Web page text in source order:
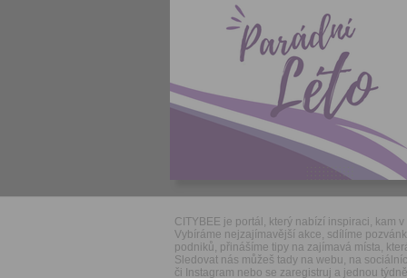
CITYBEE je portál, který nabízí inspiraci, kam v
Vybíráme nejzajímavější akce, sdílíme
podniků, přinášíme tipy na zajímavá místa,
Sledovat nás můžeš tady na webu, na
či Instagram nebo se zaregistruj a jednou